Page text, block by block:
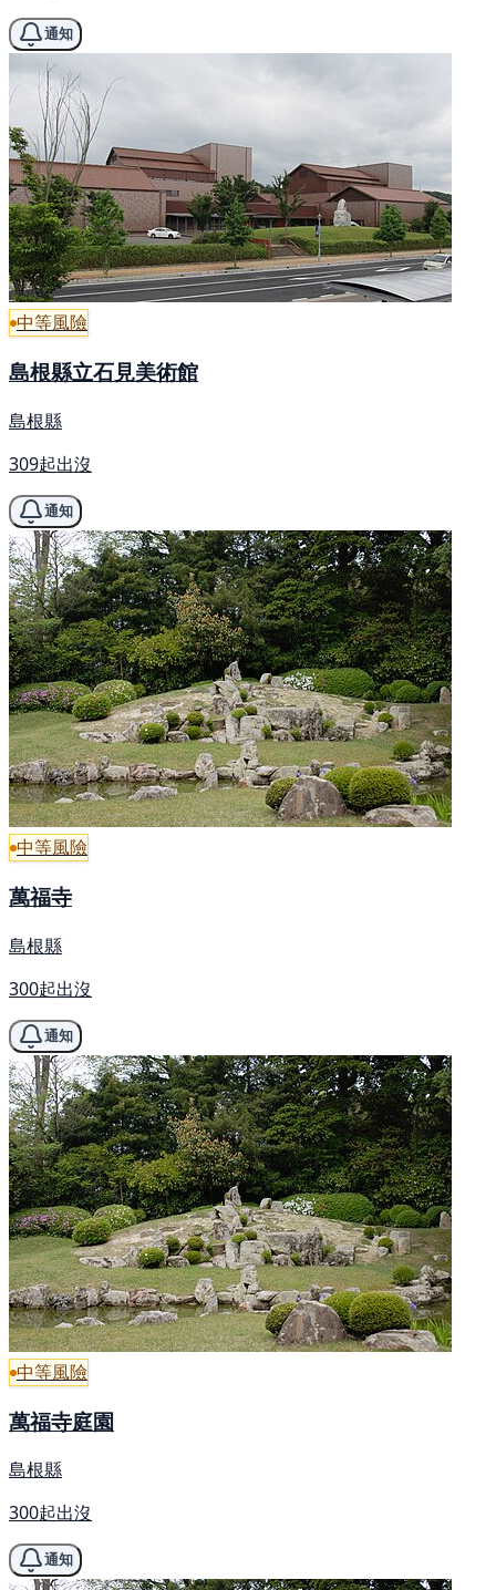
通知
中等風險
島根縣立石見美術館
島根縣
309起出沒
通知
中等風險
萬福寺
島根縣
300起出沒
通知
中等風險
萬福寺庭園
島根縣
300起出沒
通知